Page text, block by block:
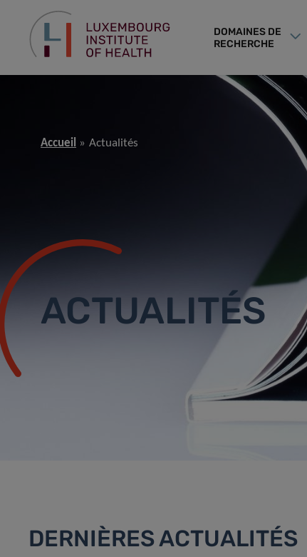
DOMAINES DE
RECHERCHE
Accueil Actualités
ACTUALITÉS
DERNIÈRES ACTUALITÉS